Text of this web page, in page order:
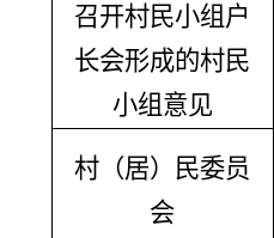
召开村民小组户
长会形成的村民
小组意见
村（居）民委员
会